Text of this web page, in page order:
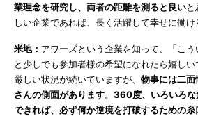
業理念を研究し、両者の距離を測ると良い
しい企業であれば、長く活躍して幸せに働け
米地： アワーズという企業を知って、「こう
と少しでも参加者様の希望になれたら嬉し
厳しい状況が続いていますが、 物事には二面
さんの側面があります。 360度、いろいろな
できれば、必ず何か逆境を打破するための